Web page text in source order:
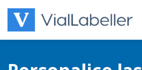
Skip
content